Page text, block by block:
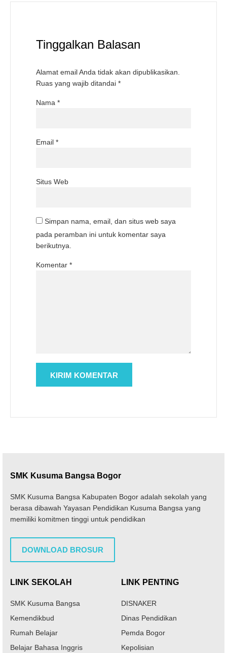
Tinggalkan Balasan
Alamat email Anda tidak akan dipublikasikan.
Ruas yang wajib ditandai *
Nama *
Email *
Situs Web
Simpan nama, email, dan situs web saya
pada peramban ini untuk komentar saya
berikutnya.
Komentar *
SMK Kusuma Bangsa Bogor
SMK Kusuma Bangsa Kabupaten Bogor adalah sekolah yang
berasa dibawah Yayasan Pendidikan Kusuma Bangsa yang
memiliki komitmen tinggi untuk pendidikan
DOWNLOAD BROSUR
LINK SEKOLAH
SMK Kusuma Bangsa
Kemendikbud
Rumah Belajar
Belajar Bahasa Inggris
LINK PENTING
DISNAKER
Dinas Pendidikan
Pemda Bogor
Kepolisian